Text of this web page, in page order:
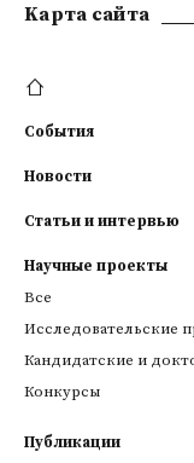
Kарта сайта
События
Новости
Статьи и интервью
Научные проекты
Все
Исследовательские
Кандидатские и
Конкурсы
Публикации